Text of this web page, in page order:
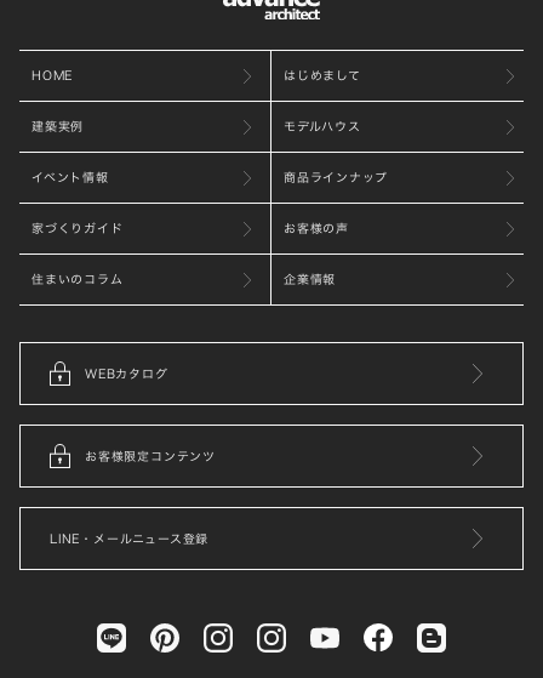
HOME はじめまして
建築実例 モデルハウス
イベント情報 商品ラインナップ
家づくりガイド お客様の声
住まいのコラム 企業情報
WEBカタログ
お客様限定コンテンツ
LINE・メールニュース登録